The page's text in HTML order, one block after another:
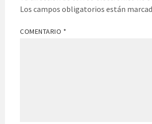
Los campos obligatorios están
COMENTARIO *